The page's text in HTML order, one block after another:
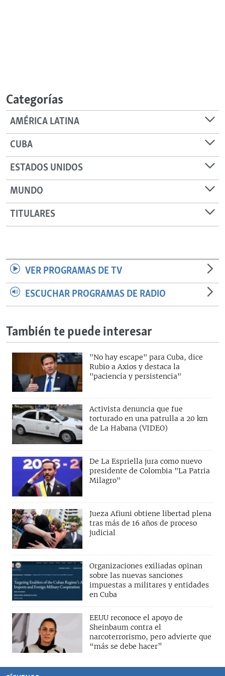
Categorías
AMÉRICA LATINA
CUBA
ESTADOS UNIDOS
MUNDO
TITULARES
VER PROGRAMAS DE TV
ESCUCHAR PROGRAMAS DE RADIO
También te puede interesar
"No hay escape" para Cuba, dice
Rubio a Axios y destaca la
"paciencia y persistencia"
Activista denuncia que fue
torturado en una patrulla a 20 km
de La Habana (VIDEO)
De La Espriella jura como nuevo
presidente de Colombia "La Patria
Milagro"
Jueza Afiuni obtiene libertad plena
tras más de 16 años de proceso
judicial
Organizaciones exiliadas opinan
sobre las nuevas sanciones
impuestas a militares y entidades
en Cuba
EEUU reconoce el apoyo de
Sheinbaum contra el
narcoterrorismo, pero advierte que
“más se debe hacer”